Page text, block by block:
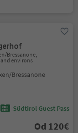
Bressanone,
environs
Bressanone
Südtirol Guest Pass
Od 120€